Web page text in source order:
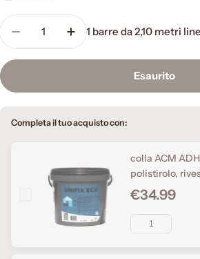
Quantità
Diminuisci la quantità per
Aumenta la quantità
1 barre da 2,10 metri
Esaurito
Completa il tuo acquisto con:
colla ACM
polistirolo,
boiserie
€34.99